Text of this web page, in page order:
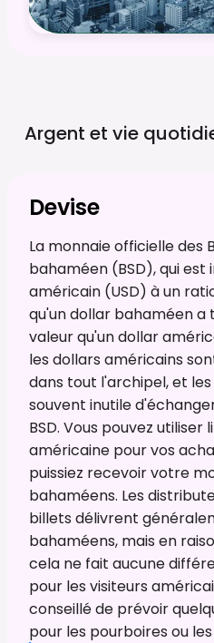
Argent et vie
Devise
La monnaie officielle des
bahaméen (BSD), qui est
américain (USD) à un
qu'un dollar bahaméen a
valeur qu'un dollar
les dollars américains
dans tout l'archipel, et
souvent inutile
BSD. Vous pouvez
américaine pour vos
puissiez recevoir votre
bahaméens. Les
billets délivrent
bahaméens, mais en
cela ne fait aucune
pour les visiteurs
conseillé de prévoir
pour les pourboires ou